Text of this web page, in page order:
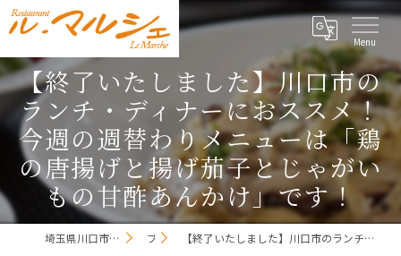
【終了いたしました】川口市の
ランチ・ディナーにおススメ！
今週の週替わりメニューは「鶏
の唐揚げと揚げ茄子とじゃがい
もの甘酢あんかけ」です！
埼玉県川口市のレストランならレストラン ル・マルシェ ブログ 【終了いたしました】川口市のランチ・ディナーにおススメ！今週の週替わりメニューは「鶏の唐揚げと揚げ茄子とじゃがいもの甘酢あんかけ」です！